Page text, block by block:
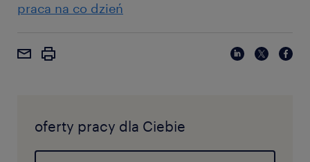
praca na co dzień
oferty pracy dla Ciebie